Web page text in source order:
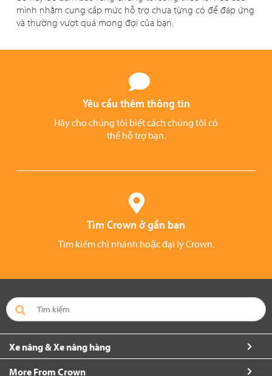
mình nhằm cung cấp mức hỗ trợ chưa từng có để đáp ứng
và thường vượt quá mong đợi của bạn.
Yêu cầu thêm thông tin
Hãy cho chúng tôi biết cách chúng tôi có
thể hỗ trợ bạn.
Tìm Crown ở gần bạn
Tìm kiếm chi nhánh hoặc đại lý Crown.
Xe nâng & Xe nâng hàng
More From Crown